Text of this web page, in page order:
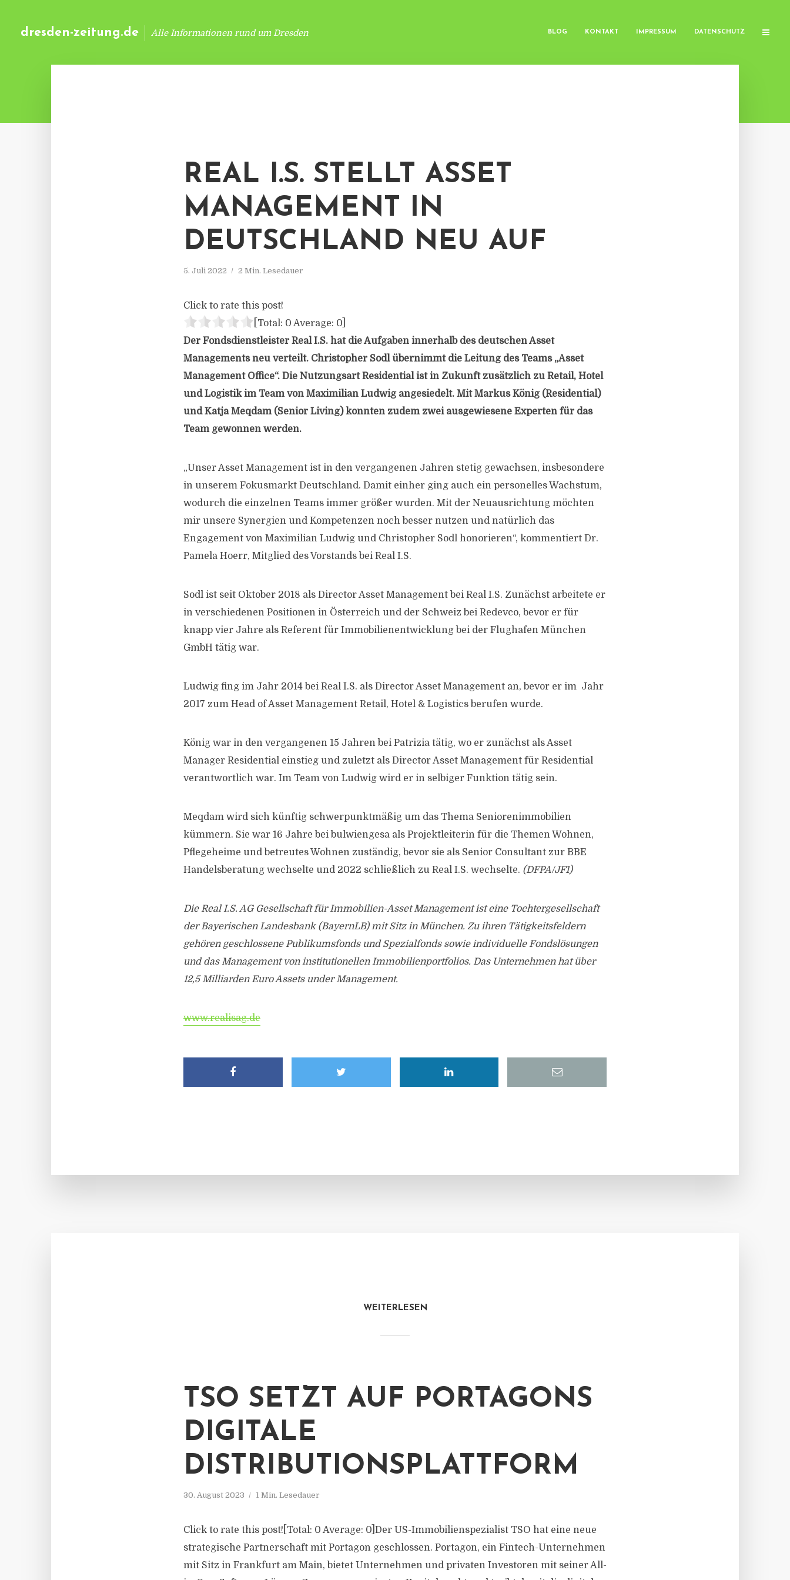
dresden-zeitung.de Alle Informationen rund um Dresden BLOG KONTAKT IMPRESSUM DATENSCHUTZ
REAL I.S. STELLT ASSET
MANAGEMENT IN
DEUTSCHLAND NEU AUF
5. Juli 2022 2 Min. Lesedauer
Click to rate this post!
[Total: 0 Average: 0
Der Fondsdienstleister Real I.S. hat die Aufgaben innerhalb des deutschen Asset
Managements neu verteilt. Christopher Sodl übernimmt die Leitung des Teams „Asset
Management Office“. Die Nutzungsart Residential ist in Zukunft zusätzlich zu Retail, Hotel
und Logistik im Team von Maximilian Ludwig angesiedelt. Mit Markus König (Residential)
und Katja Meqdam (Senior Living) konnten zudem zwei ausgewiesene Experten für das
Team gewonnen werden.
„Unser Asset Management ist in den vergangenen Jahren stetig gewachsen, insbesondere
in unserem Fokusmarkt Deutschland. Damit einher ging auch ein personelles Wachstum,
wodurch die einzelnen Teams immer größer wurden. Mit der Neuausrichtung möchten
mir unsere Synergien und Kompetenzen noch besser nutzen und natürlich das
Engagement von Maximilian Ludwig und Christopher Sodl honorieren“, kommentiert Dr.
Pamela Hoerr, Mitglied des Vorstands bei Real I.S.
Sodl ist seit Oktober 2018 als Director Asset Management bei Real I.S. Zunächst arbeitete er
in verschiedenen Positionen in Österreich und der Schweiz bei Redevco, bevor er für
knapp vier Jahre als Referent für Immobilienentwicklung bei der Flughafen München
GmbH tätig war.
Ludwig fing im Jahr 2014 bei Real I.S. als Director Asset Management an, bevor er im Jahr
2017 zum Head of Asset Management Retail, Hotel & Logistics berufen wurde.
König war in den vergangenen 15 Jahren bei Patrizia tätig, wo er zunächst als Asset
Manager Residential einstieg und zuletzt als Director Asset Management für Residential
verantwortlich war. Im Team von Ludwig wird er in selbiger Funktion tätig sein.
Meqdam wird sich künftig schwerpunktmäßig um das Thema Seniorenimmobilien
kümmern. Sie war 16 Jahre bei bulwiengesa als Projektleiterin für die Themen Wohnen,
Pflegeheime und betreutes Wohnen zuständig, bevor sie als Senior Consultant zur BBE
Handelsberatung wechselte und 2022 schließlich zu Real I.S. wechselte. (DFPA/JF1)
Die Real I.S. AG Gesellschaft für Immobilien-Asset Management ist eine Tochtergesellschaft
der Bayerischen Landesbank (BayernLB) mit Sitz in München. Zu ihren Tätigkeitsfeldern
gehören geschlossene Publikumsfonds und Spezialfonds sowie individuelle Fondslösungen
und das Management von institutionellen Immobilienportfolios. Das Unternehmen hat über
12,5 Milliarden Euro Assets under Management.
www.realisag.de
WEITERLESEN
TSO SETZT AUF PORTAGONS
DIGITALE
DISTRIBUTIONSPLATTFORM
30. August 2023 1 Min. Lesedauer
Click to rate this post![Total: 0 Average: 0]Der US-Immobilienspezialist TSO hat eine neue
strategische Partnerschaft mit Portagon geschlossen. Portagon, ein Fintech-Unternehmen
mit Sitz in Frankfurt am Main, bietet Unternehmen und privaten Investoren mit seiner All-